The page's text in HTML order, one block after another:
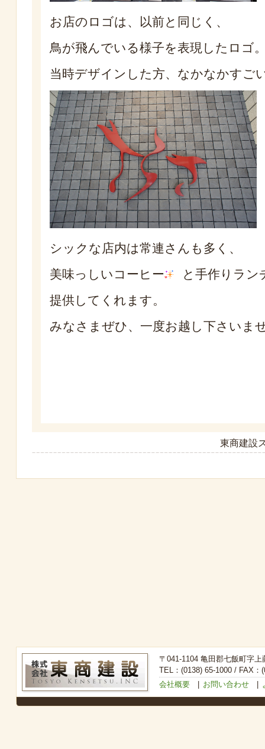
お店のロゴは、以前と同じく、
鳥が飛んでいる様子を表現したロゴ
当時デザインした方、なかなかすご
シックな店内は常連さんも多く、
美味っしいコーヒー
と手作りラン
提供してくれます。
みなさまぜひ、一度お越し下さいま
東商建設
〒041-1104 亀田郡七飯町字上
TEL：(0138) 65-1000 / FAX：
会社概要| お問い合わせ|